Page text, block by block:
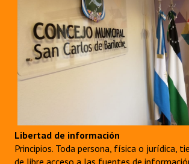
Libertad de información
Principios. Toda persona, física o jurídica,
de libre acceso a las fuentes de